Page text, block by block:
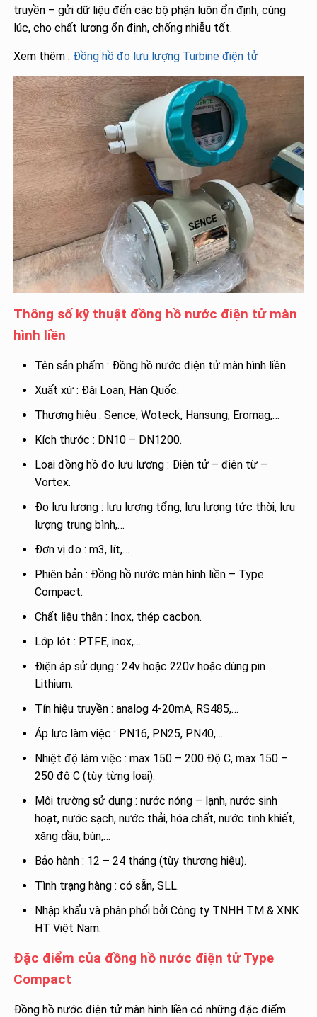
truyền – gửi dữ liệu đến các bộ phận luôn ổn định, cùng
lúc, cho chất lượng ổn định, chống nhiễu tốt.
Xem thêm : Đồng hồ đo lưu lượng Turbine điện tử
Thông số kỹ thuật đồng hồ nước điện tử màn
hình liền
Tên sản phẩm : Đồng hồ nước điện tử màn hình liền.
Xuất xứ : Đài Loan, Hàn Quốc.
Thương hiệu : Sence, Woteck, Hansung, Eromag,…
Kích thước : DN10 – DN1200.
Loại đồng hồ đo lưu lượng : Điện tử – điện từ –
Vortex.
Đo lưu lượng : lưu lượng tổng, lưu lượng tức thời, lưu
lượng trung bình,…
Đơn vị đo : m3, lít,…
Phiên bản : Đồng hồ nước màn hình liền – Type
Compact.
Chất liệu thân : Inox, thép cacbon.
Lớp lót : PTFE, inox,…
Điện áp sử dụng : 24v hoặc 220v hoặc dùng pin
Lithium.
Tín hiệu truyền : analog 4-20mA, RS485,…
Áp lực làm việc : PN16, PN25, PN40,…
Nhiệt độ làm việc : max 150 – 200 Độ C, max 150 –
250 độ C (tùy từng loại).
Môi trường sử dụng : nước nóng – lạnh, nước sinh
hoạt, nước sạch, nước thải, hóa chất, nước tinh khiết,
xăng dầu, bùn,…
Bảo hành : 12 – 24 tháng (tùy thương hiệu).
Tình trạng hàng : có sẵn, SLL.
Nhập khẩu và phân phối bởi Công ty TNHH TM & XNK
HT Việt Nam.
Đặc điểm của đồng hồ nước điện tử Type
Compact
Đồng hồ nước điện tử màn hình liền có những đặc điểm